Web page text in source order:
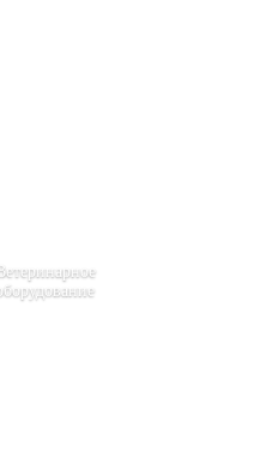
Ветеринарное